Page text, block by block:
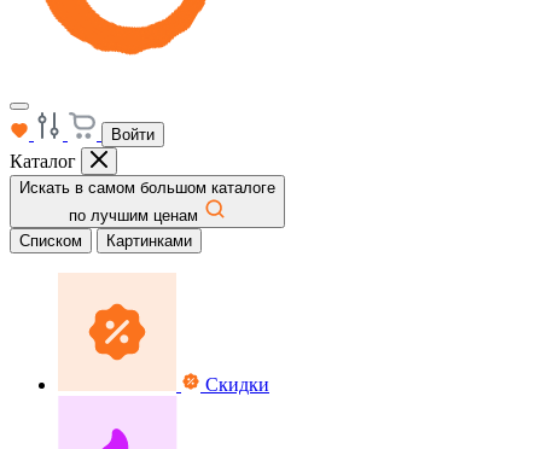
Войти
Каталог
Искать в самом большом каталоге
по лучшим ценам
Списком
Картинками
Скидки